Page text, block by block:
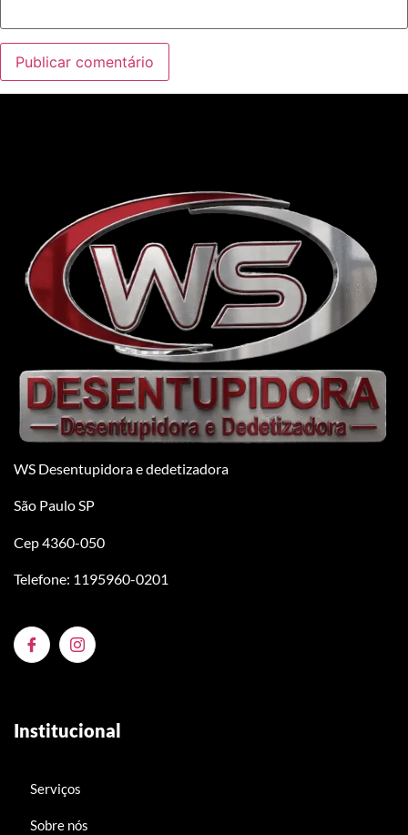
WS Desentupidora e dedetizadora
São Paulo SP
Cep 4360-050
Telefone: 1195960-0201
Institucional
Serviços
Sobre nós